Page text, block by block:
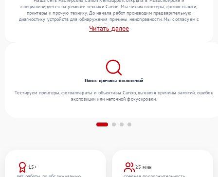
специализируется на ремонте техники Canon. Мы чиним плоттеры, фотовспышки,
принтеры и прочую технику. До начала работ производим предварительную
диагностику устройств для обнаружения причины неисправности. Мы согласуем с
клиентом состав необходимых операций и их стоимость, затем реализуем ремонт с
заменой деталей по необходимости. После работ проверяем качество оказанных
Читать далее
15+
25 мин
Поиск причины отклонений
Тестируем принтеры, фотоаппараты и объективы Canon, выявляя причины замятий, ошибок
экспозиции или неточной фокусировки.